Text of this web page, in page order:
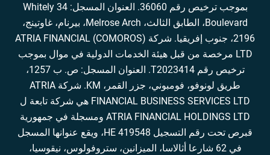
بموجب ترخيص رقم 36060. العنوان المسجل: 34 Whitely
Boulevard، الطابق الثالث، Melrose Arch، بيرنام، غاوتينج،
2196، جنوب إفريقيا. شركة ATRIA FINANCIAL (COMOROS)
LTD مرخصة من قبل هيئة الخدمات الدولية في موال بموجب
ترخيص رقم T2023414. العنوان المسجل: ص. ب 1257،
طريق لونوفو، فومبوني، جزر القمر، KM. شركة ATRIA
FINANCIAL BUSINESS SERVICES LTD هي شركة تابعة ل
ATRIA FINANCIAL HOLDINGS LTD ومسجلة في جمهورية
قبرص تحت رقم التسجيل HE 419548، ويقع عنوانها المسجل
في 62 شارعا أثالاسا، الميزانين، ستروفولوس، نيقوسيا،